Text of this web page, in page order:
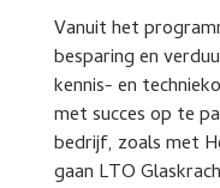
Vanuit het
besparing en
kennis- en
met succes op te
bedrijf, zoals met
gaan LTO